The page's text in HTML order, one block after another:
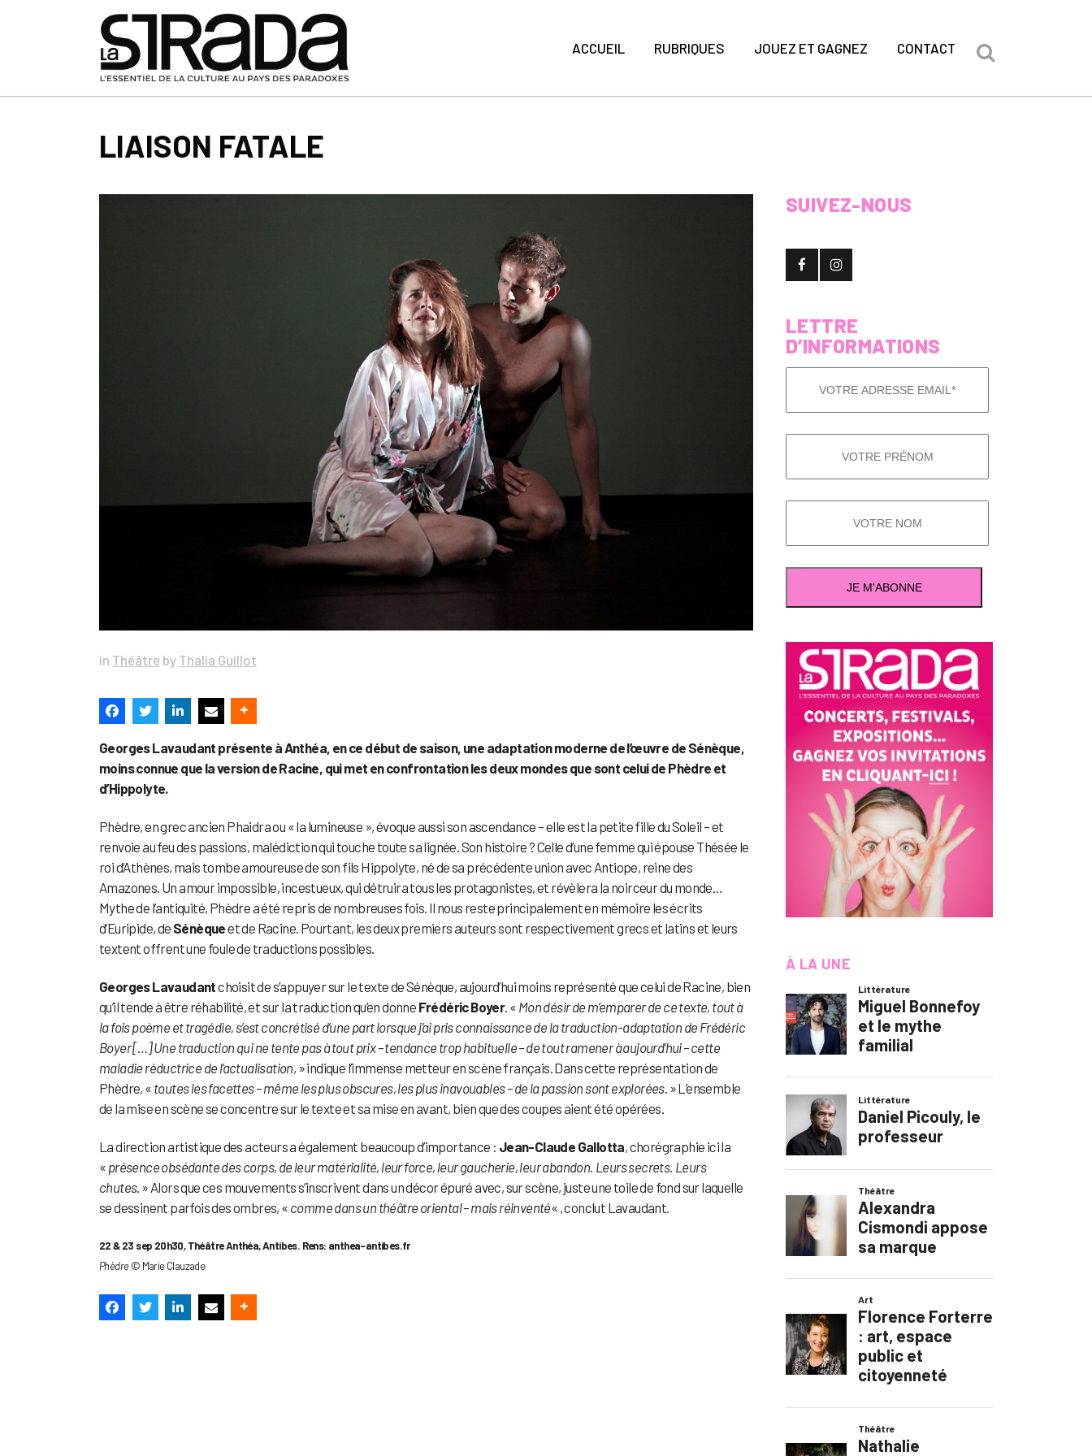
ACCUEIL RUBRIQUES JOUEZ ET GAGNEZ CONTACT
LIAISON FATALE
in Théâtre by Thalia Guillot
Georges Lavaudant présente à Anthéa, en ce début de saison, une adaptation moderne de l’œuvre de Sénèque,
moins connue que la version de Racine, qui met en confrontation les deux mondes que sont celui de Phèdre et
d’Hippolyte.
Phèdre, en grec ancien Phaidra ou « la lumineuse », évoque aussi son ascendance – elle est la petite fille du Soleil – et
renvoie au feu des passions, malédiction qui touche toute sa lignée. Son histoire ? Celle d’une femme qui épouse Thésée le
roi d’Athènes, mais tombe amoureuse de son fils Hippolyte, né de sa précédente union avec Antiope, reine des
Amazones. Un amour impossible, incestueux, qui détruira tous les protagonistes, et révèlera la noirceur du monde…
Mythe de l’antiquité, Phèdre a été repris de nombreuses fois. Il nous reste principalement en mémoire les écrits
d’Euripide, de Sénèqueet de Racine. Pourtant, les deux premiers auteurs sont respectivement grecs et latins et leurs
textent offrent une foule de traductions possibles.
Georges Lavaudantchoisit de s’appuyer sur le texte de Sénèque, aujourd’hui moins représenté que celui de Racine, bien
qu’il tende à être réhabilité, et sur la traduction qu’en donne Frédéric Boyer. « Mon désir de m’emparer de ce texte, tout à
la fois poème et tragédie, s’est concrétisé d’une part lorsque j’ai pris connaissance de la traduction-adaptation de Frédéric
Boyer […] Une traduction qui ne tente pas à tout prix – tendance trop habituelle – de tout ramener à aujourd’hui – cette
maladie réductrice de l’actualisation, » indique l’immense metteur en scène français. Dans cette représentation de
Phèdre, « toutes les facettes – même les plus obscures, les plus inavouables – de la passion sont explorées. » L’ensemble
de la mise en scène se concentre sur le texte et sa mise en avant, bien que des coupes aient été opérées.
La direction artistique des acteurs a également beaucoup d’importance : Jean-Claude Gallotta, chorégraphie ici la
« présence obsédante des corps, de leur matérialité, leur force, leur gaucherie, leur abandon. Leurs secrets. Leurs
chutes. » Alors que ces mouvements s’inscrivent dans un décor épuré avec, sur scène, juste une toile de fond sur laquelle
se dessinent parfois des ombres, « comme dans un théâtre oriental – mais réinventé« , conclut Lavaudant.
22 & 23 sep 20h30, Théâtre Anthéa, Antibes. Rens: anthea-antibes.fr
Phèdre© Marie Clauzade
SUIVEZ-NOUS
LETTRE
D’INFORMATIONS
À LA UNE